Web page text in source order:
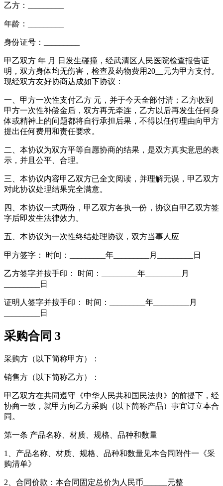
乙方：_________
年龄：_________
身份证号：_________
甲乙双方 年 月 日发生碰撞，经武清区人民医院检查报告证
明，双方身体均无伤害，检查及药物费用20__元为甲方支付。
现经双方友好协商达成如下协议：
一、甲方一次性支付乙方 元，并于今天全部付清；乙方收到
甲方一次性补偿金后，双方再无牵连，乙方以后再发生任何身
体或精神上的问题都将自行承担后果，不得以任何理由向甲方
提出任何费用和责任要求。
二、本协议为双方平等自愿协商的结果，是双方真实意思的表
示，并且公平、合理。
三、本协议内容甲乙双方已全文阅读，并理解无误，甲乙双方
对此协议处理结果完全满意。
四、本协议一式两份，甲乙双方各执一份，协议自甲乙双方签
字后即发生法律效力。
五、本协议为一次性终结处理协议，双方当事人应
甲方签字： 时间：_________年_________月_________日
乙方签字并按手印： 时间：_________年_________月
_________日
证明人签字并按手印： 时间：_________年_________月
_________日
采购合同 3
采购方（以下简称甲方）：
销售方（以下简称乙方）：
甲乙双方在共同遵守《中华人民共和国民法典》的前提下，经
协商一致，就甲方向乙方采购（以下简称产品）事宜订立本合
同。
第一条 产品名称、材质、规格、品种和数量
1、产品名称、材质、规格、品种和数量见本合同附件一《采
购清单》
2、合同价款：本合同固定总价为人民币______元整